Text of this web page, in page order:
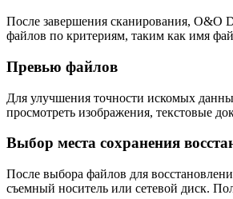
После завершения сканирования, O&O
файлов по критериям, таким как имя
Превью файлов
Для улучшения точности искомых
просмотреть изображения, текстовые
Выбор места сохранения
После выбора файлов для
съемный носитель или сетевой диск.